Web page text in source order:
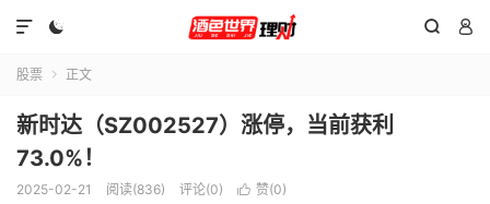
  

股票  正文
新时达（SZ002527）涨停，当前获利
73.0%！
2025-02-21 阅读(836) 评论(0)  赞(0)